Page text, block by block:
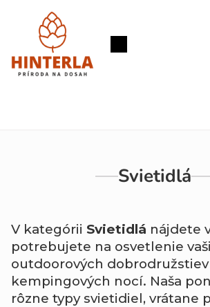
Nákupný
Svietidlá
V kategórii Svietidlá nájdete
potrebujete na osvetlenie
outdoorových dobrodružstiev
kempingových nocí. Naša
rôzne typy svietidiel, vrátane